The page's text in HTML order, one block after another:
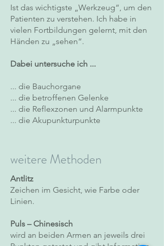
​Ist das wichtigste „Werkzeug“, um den
Patienten zu verstehen. Ich habe in
vielen Fortbildungen gelernt, mit den
Händen zu „sehen“.
Dabei untersuche ich ...
... die Bauchorgane
... die betroffenen Gelenke
... die Reflexzonen und Alarmpunkte
... die Akupunkturpunkte
weitere Methoden
Antlitz
Zeichen im Gesicht, wie Farbe oder
Linien.
Puls – Chinesisch
wird an beiden Armen an jeweils drei